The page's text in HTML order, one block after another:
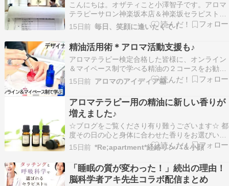
こんにちは。オザティこと小澤智子です。アロマ
テラピーサロン神楽坂本店＆神楽坂セラピスト育
成スクールの『エフェクティブタッチ』を主宰し
ています。 人気ブログランキングに参加していま
す昨日は、エフェクティブタッチ・フェイシャル
資格認定コースの卒業試験でした。オンラインで
解剖学や施術…
15日前 毎日、笑顔に逢いたくて！
精油活用術＊アロマ活動支援も♪
アロマテラピー検定合格した皆様に、オンライン
＆マイペース制で学べる精油の２コースをお勧め
します！①履修で資格取得できる 香りの芸術作り
のブレンドデザイナーコース ②精油効能を学ぶコ
ースは 資格取得を希望しない方もOK いずれも資
格取得後は 修了生のアロマ活動も応援しています
♪ ①…
15日前 アロマのアイディア箱
アロマテラピー用の精油に新しい香りが
増えました♪
☆ブログをご覧くださり有り難うございます☆ 都
度その日の心と身体に合わせた香りをお選びいた
だいてます→こちらの最新記事に是非飛んでいら
してください！ ◎おかげ様で【ヒプノセラピー】
のセッションもご好評いただいております。ご希
望の方は、専用ページ➡ヒプノセラピー TOP
PAGE…
15日前 *Re;apartment*経絡リンパ＆小顔
「睡眠の質が変わった！」続出の理由！
脳科学者アキ先生コラボ配信まとめ